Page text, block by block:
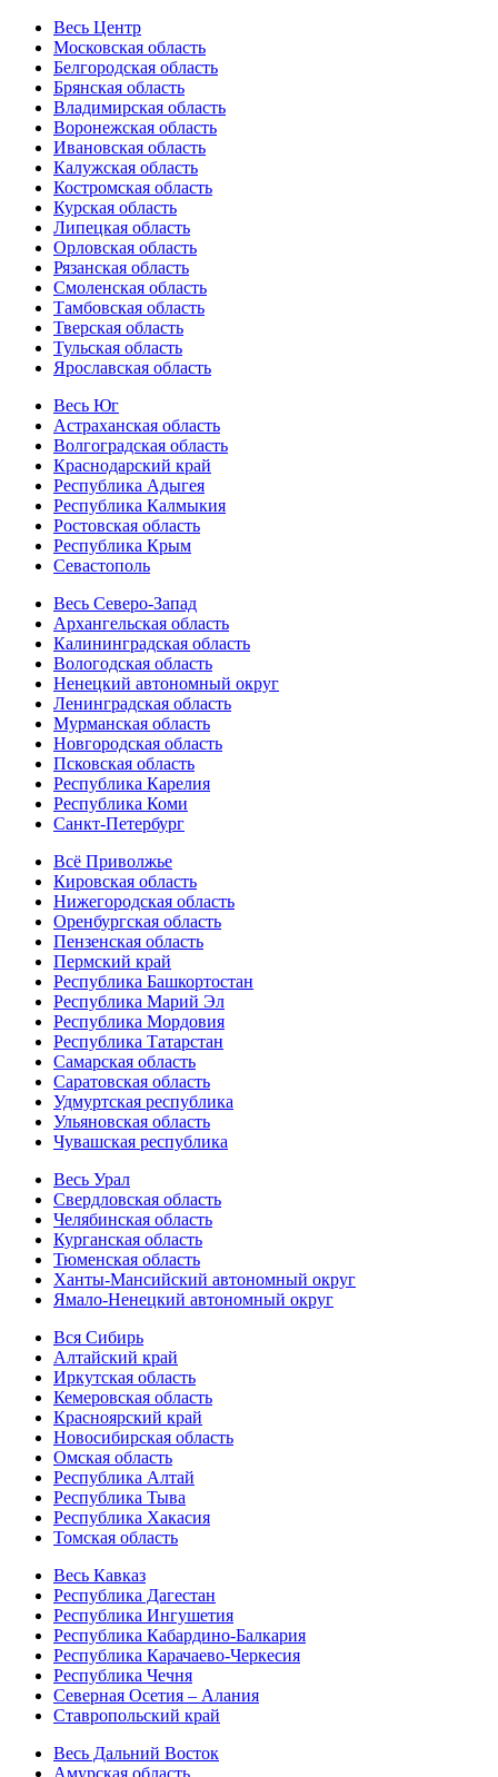
Весь Центр
Московская область
Белгородская область
Брянская область
Владимирская область
Воронежская область
Ивановская область
Калужская область
Костромская область
Курская область
Липецкая область
Орловская область
Рязанская область
Смоленская область
Тамбовская область
Тверская область
Тульская область
Ярославская область
Весь Юг
Астраханская область
Волгоградская область
Краснодарский край
Республика Адыгея
Республика Калмыкия
Ростовская область
Республика Крым
Севастополь
Весь Северо-Запад
Архангельская область
Калининградская область
Вологодская область
Ненецкий автономный округ
Ленинградская область
Мурманская область
Новгородская область
Псковская область
Республика Карелия
Республика Коми
Санкт-Петербург
Всё Приволжье
Кировская область
Нижегородская область
Оренбургская область
Пензенская область
Пермский край
Республика Башкортостан
Республика Марий Эл
Республика Мордовия
Республика Татарстан
Самарская область
Саратовская область
Удмуртская республика
Ульяновская область
Чувашская республика
Весь Урал
Свердловская область
Челябинская область
Курганская область
Тюменская область
Ханты-Мансийский автономный округ
Ямало-Ненецкий автономный округ
Вся Сибирь
Алтайский край
Иркутская область
Кемеровская область
Красноярский край
Новосибирская область
Омская область
Республика Алтай
Республика Тыва
Республика Хакасия
Томская область
Весь Кавказ
Республика Дагестан
Республика Ингушетия
Республика Кабардино-Балкария
Республика Карачаево-Черкесия
Республика Чечня
Северная Осетия – Алания
Ставропольский край
Весь Дальний Восток
Амурская область